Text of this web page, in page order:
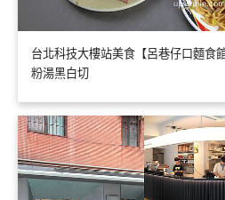
台北科技大樓站美食【呂巷仔口麵食
粉湯黑白切